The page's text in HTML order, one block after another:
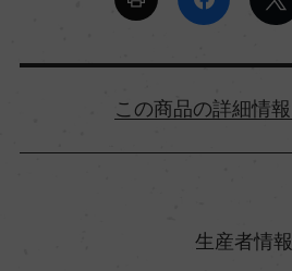
詳細情報
生産者情報